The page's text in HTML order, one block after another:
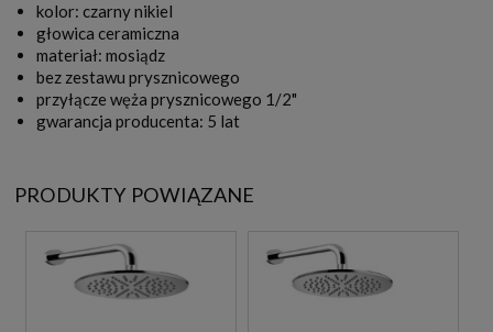
kolor: czarny nikiel
głowica ceramiczna
materiał: mosiądz
bez zestawu prysznicowego
przyłącze węża prysznicowego 1/2"
gwarancja producenta: 5 lat
PRODUKTY POWIĄZANE